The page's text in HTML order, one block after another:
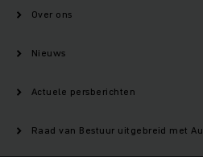
Over ons
Nieuws
Actuele persberichten
Raad van Bestuur uitgebreid met